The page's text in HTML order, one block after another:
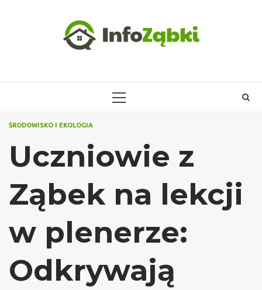
PRIMARY
ŚRODOWISKO I EKOLOGIA
Uczniowie z
Ząbek na lekcji
w plenerze:
Odkrywają